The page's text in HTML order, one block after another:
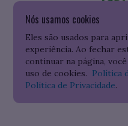
Nós usamos cookies
Eles são usados para
experiência. Ao fechar
continuar na página,
uso de cookies. Política
Política de Privacidade.
Consulte o cadastro da